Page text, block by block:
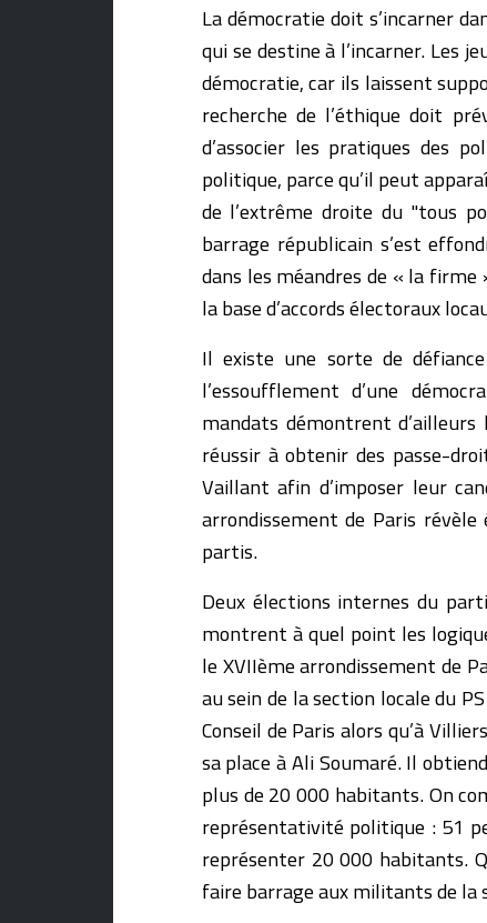
La démocratie doit s’incarner
qui se destine à l’incarner. Les
démocratie, car ils laissent
recherche de l’éthique doit
d’associer les pratiques des
politique, parce qu’il peut
de l’extrême droite du "tous
barrage républicain s’est
dans les méandres de « la
la base d’accords électoraux
Il existe une sorte de
l’essoufflement d’une
mandats démontrent
réussir à obtenir des passe-
Vaillant afin d’imposer leur
arrondissement de Paris révèle
partis.
Deux élections internes du
montrent à quel point les
le XVIIème arrondissement de
au sein de la section locale du
Conseil de Paris alors qu’à
sa place à Ali Soumaré. Il
plus de 20 000 habitants. On
représentativité politique : 51
représenter 20 000 habitants.
faire barrage aux militants de la